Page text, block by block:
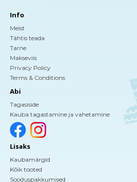
Info
Meist
Tähtis teada
Tarne
Makseviis
Privacy Policy
Terms & Conditions
Abi
Tagasiside
Kauba tagastamine ja vahetamine
Lisaks
Kaubamärgid
Kõik tooted
Sooduspakkumised